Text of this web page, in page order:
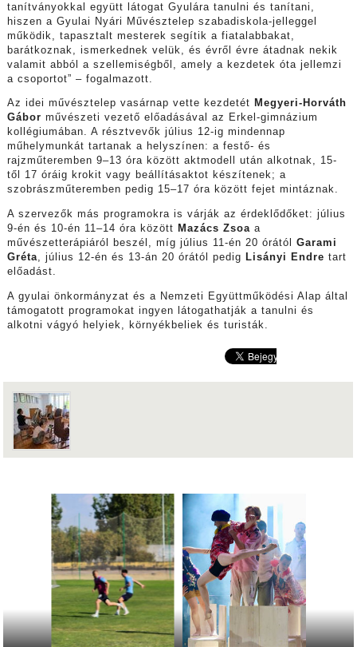
tanítványokkal együtt látogat Gyulára tanulni és tanítani,
hiszen a Gyulai Nyári Művésztelep szabadiskola-jelleggel
működik, tapasztalt mesterek segítik a fiatalabbakat,
barátkoznak, ismerkednek velük, és évről évre átadnak nekik
valamit abból a szellemiségből, amely a kezdetek óta jellemzi
a csoportot” – fogalmazott.
Az idei művésztelep vasárnap vette kezdetét Megyeri-Horváth
Gábor művészeti vezető előadásával az Erkel-gimnázium
kollégiumában. A résztvevők július 12-ig mindennap
műhelymunkát tartanak a helyszínen: a festő- és
rajzműteremben 9–13 óra között aktmodell után alkotnak, 15-
től 17 óráig krokit vagy beállításaktot készítenek; a
szobrászműteremben pedig 15–17 óra között fejet mintáznak.
A szervezők más programokra is várják az érdeklődőket: július
9-én és 10-én 11–14 óra között Mazács Zsoaa
művészetterápiáról beszél, míg július 11-én 20 órától Garami
Gréta, július 12-én és 13-án 20 órától pedig Lisányi Endre tart
előadást.
A gyulai önkormányzat és a Nemzeti Együttműködési Alap által
támogatott programokat ingyen látogathatják a tanulni és
alkotni vágyó helyiek, környékbeliek és turisták.